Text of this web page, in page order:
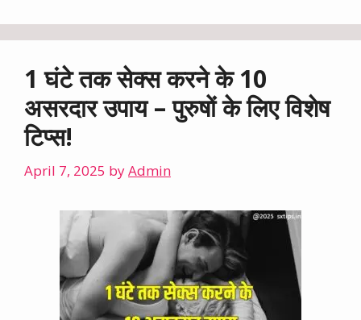
1 घंटे तक सेक्स करने के 10
असरदार उपाय – पुरुषों के लिए विशेष
टिप्स!
April 7, 2025 byAdmin